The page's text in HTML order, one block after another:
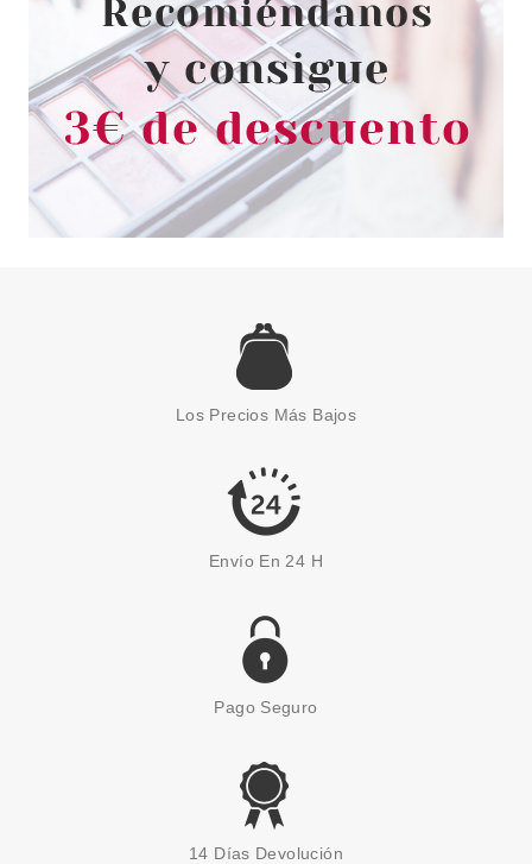
Los Precios Más Bajos
Envío En 24 H
Pago Seguro
14 Días Devolución